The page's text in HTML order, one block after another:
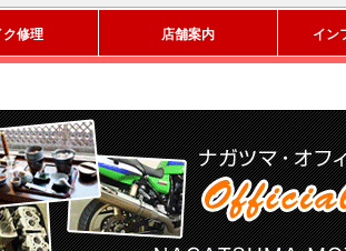
ク修理 店舗案内 イン